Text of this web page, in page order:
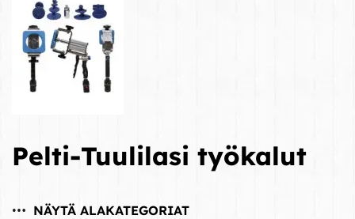
Pelti-Tuulilasi työkalut
NÄYTÄ ALAKATEGORIAT